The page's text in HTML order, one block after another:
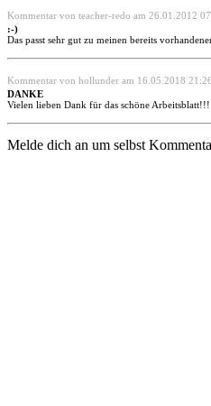
Kommentar von teacher-redo am 26.01.2012
:-)
Das passt sehr gut zu meinen bereits
Kommentar von hollunder am 16.05.2018
DANKE
Vielen lieben Dank für das schöne Arbeitsblatt!!!
Melde dich an um selbst